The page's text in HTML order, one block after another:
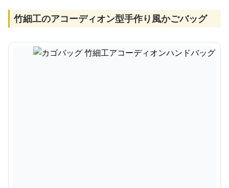
竹細工のアコーディオン型手作り風かごバッグ